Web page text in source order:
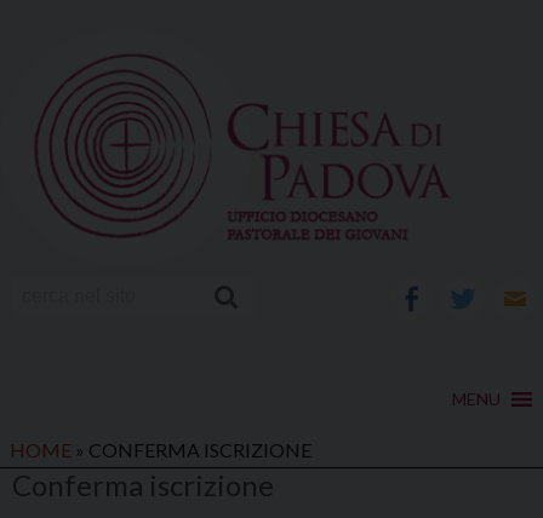
facebooktwittere-
HOME » CONFERMA ISCRIZIONE
Conferma iscrizione